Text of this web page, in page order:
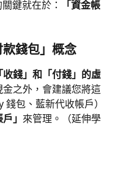
鍵就在於：
「資金帳
錢包」概念
錢」和「付錢」的虛
金之外，會建議您將這
包、藍新代收帳戶）
」 來管理。（延伸學